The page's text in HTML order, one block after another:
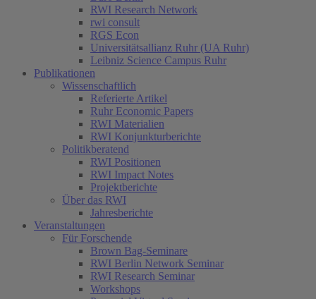
RWI Research Network
rwi consult
RGS Econ
Universitätsallianz Ruhr (UA Ruhr)
Leibniz Science Campus Ruhr
Publikationen
Wissenschaftlich
Referierte Artikel
Ruhr Economic Papers
RWI Materialien
RWI Konjunkturberichte
Politikberatend
RWI Positionen
RWI Impact Notes
Projektberichte
Über das RWI
Jahresberichte
Veranstaltungen
Für Forschende
Brown Bag-Seminare
RWI Berlin Network Seminar
RWI Research Seminar
Workshops